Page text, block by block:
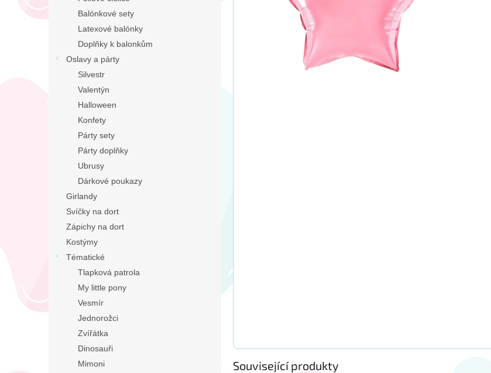
n
e
Balónkové sety
Latexové balónky
Doplňky k balonkům
Oslavy a párty
Silvestr
Valentýn
Halloween
Konfety
Párty sety
Párty doplňky
Ubrusy
Dárkové poukazy
Girlandy
Svíčky na dort
Zápichy na dort
Kostýmy
Tématické
Tlapková patrola
My little pony
Vesmír
Jednorožci
Zvířátka
Dinosauři
Mimoni
Související produkty